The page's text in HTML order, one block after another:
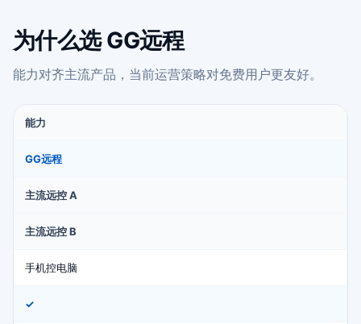
为什么选 GG远程
能力对齐主流产品，当前运营策略对免费用户更友好。
能力
GG远程
主流远控 A
主流远控 B
手机控电脑
✓